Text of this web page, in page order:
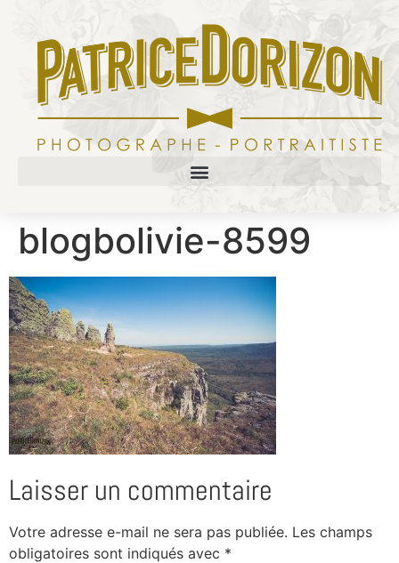
blogbolivie-8599
Laisser un commentaire
Votre adresse e-mail ne sera pas publiée. Les champs
obligatoires sont indiqués avec *